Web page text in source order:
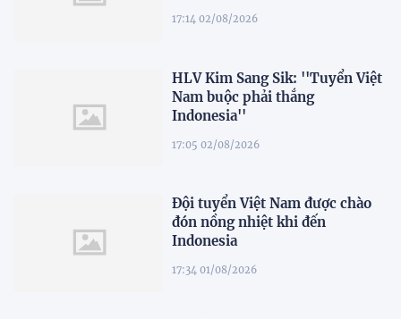
17:14 02/08/2026
HLV Kim Sang Sik: ''Tuyển Việt
Nam buộc phải thắng
Indonesia''
17:05 02/08/2026
Đội tuyển Việt Nam được chào
đón nồng nhiệt khi đến
Indonesia
17:34 01/08/2026